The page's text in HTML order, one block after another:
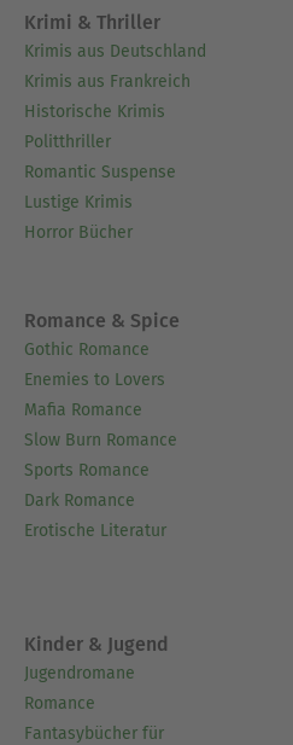
Krimi & Thriller
Krimis aus Deutschland
Krimis aus Frankreich
Historische Krimis
Politthriller
Romantic Suspense
Lustige Krimis
Horror Bücher
Romance & Spice
Gothic Romance
Enemies to Lovers
Mafia Romance
Slow Burn Romance
Sports Romance
Dark Romance
Erotische Literatur
Kinder & Jugend
Jugendromane
Romance
Fantasybücher für